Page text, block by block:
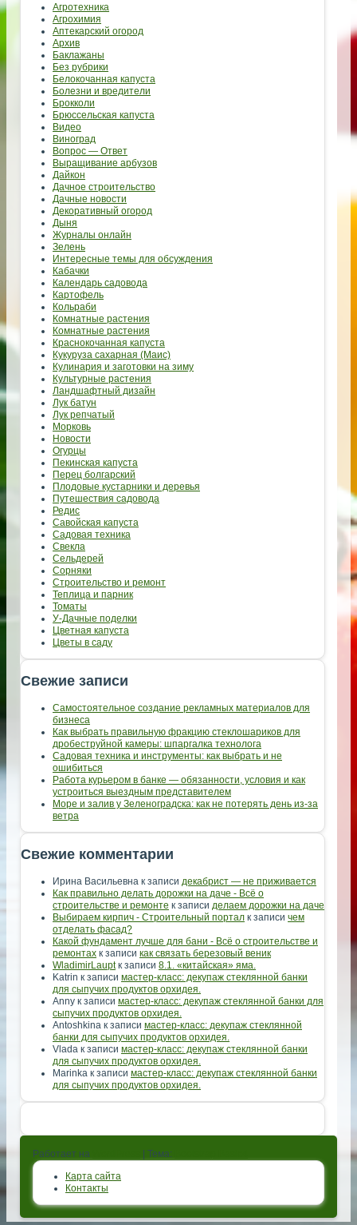
Агротехника
Агрохимия
Аптекарский огород
Архив
Баклажаны
Без рубрики
Белокочанная капуста
Болезни и вредители
Брокколи
Брюссельская капуста
Видео
Виноград
Вопрос — Ответ
Выращивание арбузов
Дайкон
Дачное строительство
Дачные новости
Декоративный огород
Дыня
Журналы онлайн
Зелень
Интересные темы для обсуждения
Кабачки
Календарь садовода
Картофель
Кольраби
Комнатные растения
Комнатные растения
Краснокочанная капуста
Кукуруза сахарная (Маис)
Кулинария и заготовки на зиму
Культурные растения
Ландшафтный дизайн
Лук батун
Лук репчатый
Морковь
Новости
Огурцы
Пекинская капуста
Перец болгарский
Плодовые кустарники и деревья
Путешествия садовода
Редис
Савойская капуста
Садовая техника
Свекла
Сельдерей
Сорняки
Строительство и ремонт
Теплица и парник
Томаты
У-Дачные поделки
Цветная капуста
Цветы в саду
Свежие записи
Самостоятельное создание рекламных материалов для
бизнеса
Как выбрать правильную фракцию стеклошариков для
дробеструйной камеры: шпаргалка технолога
Садовая техника и инструменты: как выбрать и не
ошибиться
Работа курьером в банке — обязанности, условия и как
устроиться выездным представителем
Море и залив у Зеленоградска: как не потерять день из-за
ветра
Свежие комментарии
Ирина Васильевна к записи декабрист — не приживается
Как правильно делать дорожки на даче - Всё о
строительстве и ремонте к записи делаем дорожки на даче
Выбираем кирпич - Строительный портал к записи чем
отделать фасад?
Какой фундамент лучше для бани - Всё о строительстве и
ремонтах к записи как связать березовый веник
WladimirLauptк записи 8.1. «китайская» яма.
Katrin к записи мастер-класс: декупаж стеклянной банки
для сыпучих продуктов орхидея.
Anny к записи мастер-класс: декупаж стеклянной банки для
сыпучих продуктов орхидея.
Antoshkina к записи мастер-класс: декупаж стеклянной
банки для сыпучих продуктов орхидея.
Vlada к записи мастер-класс: декупаж стеклянной банки
для сыпучих продуктов орхидея.
Marinka к записи мастер-класс: декупаж стеклянной банки
для сыпучих продуктов орхидея.
Работает на | Тема:
Карта сайта
Контакты